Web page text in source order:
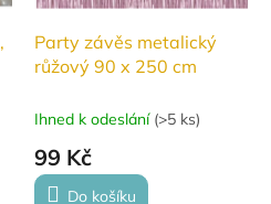
Party závěs metalický
růžový 90 x 250 cm
Ihned k odeslání (>5 ks)
99 Kč
Do košíku